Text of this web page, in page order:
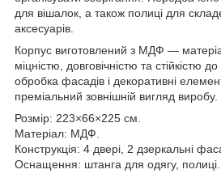
для вішалок, а також полиці для
аксесуарів.
Корпус виготовлений з МДФ —
міцністю, довговічністю та стійкістю
обробка фасадів і декоративні
преміальний зовнішній вигляд виробу.
Розмір: 223×66×225 см.
Матеріал: МДФ.
Конструкція: 4 двері, 2 дзеркальні
Оснащення: штанга для одягу, полиці.